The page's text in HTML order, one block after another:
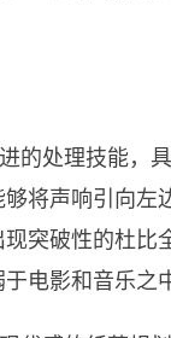
的处理技能，
将声响引向左
突破性的杜比
电影和音乐之